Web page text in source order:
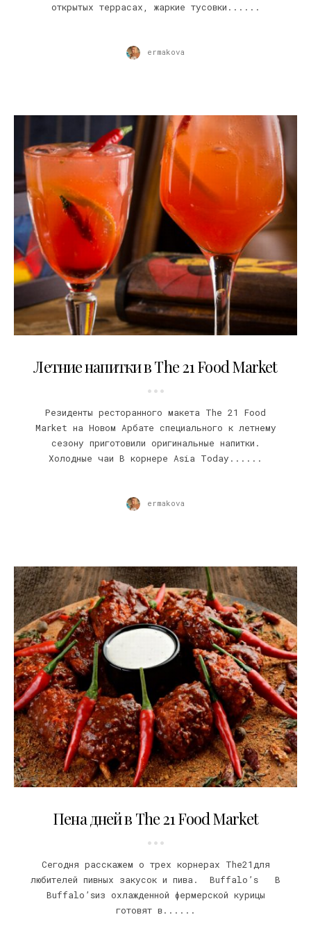
открытых террасах, жаркие тусовки......
ermakova
Летние напитки в The 21 Food Market
Резиденты ресторанного макета The 21 Food
Market на Новом Арбате специального к летнему
сезону приготовили оригинальные напитки.
Холодные чаи В корнере Asia Today......
ermakova
Пена дней в The 21 Food Market
Сегодня расскажем о трех корнерах The21для
любителей пивных закусок и пива. Buffalo’s В
Buffalo’sиз охлажденной фермерской курицы
готовят в......